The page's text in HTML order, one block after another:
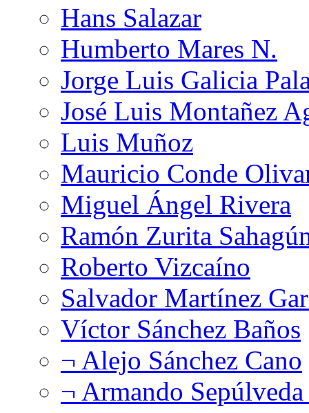
Hans Salazar
Humberto Mares N.
Jorge Luis Galicia
José Luis Montañez
Luis Muñoz
Mauricio Conde
Miguel Ángel Rivera
Ramón Zurita
Roberto Vizcaíno
Salvador Martínez
Víctor Sánchez Baños
¬ Alejo Sánchez Cano
¬ Armando